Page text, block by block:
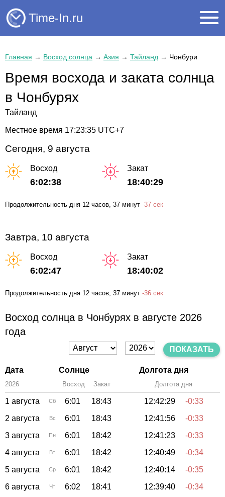
Time-In.ru
Главная → Восход солнца → Азия → Тайланд → Чонбури
Время восхода и заката солнца
в Чонбурях
Тайланд
Местное время 17:23:35 UTC+7
Сегодня, 9 августа
Восход
6:02:38
Закат
18:40:29
Продолжительность дня 12 часов , 37 минут -37 сек
Завтра, 10 августа
Восход
6:02:47
Закат
18:40:02
Продолжительность дня 12 часов, 37 минут -36 сек
Восход солнца в Чонбурях в августе 2026
года
ПОКАЗАТЬ
Дата Солнце Долгота дня
2026 Восход Закат Долгота дня
1 августа Сб 6:01 18:43 12:42:29
-0:33
2 августа
Вс 6:01 18:43 12:41:56
-0:33
3 августа
Пн 6:01 18:42 12:41:23
-0:33
4 августа
Вт 6:01 18:42 12:40:49
-0:34
5 августа
Ср 6:01 18:42 12:40:14
-0:35
6 августа
Чт 6:02 18:41 12:39:40
-0:34